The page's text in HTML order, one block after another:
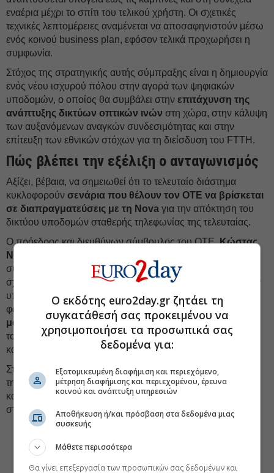
εναέρια μέχρι το σπίτι του τελικού χρήστη. Οι σχετικές
τεχνικές λεπτομέρειες αναμένεται να αποσαφηνιστούν μέσω
ενός κοινού business plan, εφόσον τελικά προχωρήσει η
συμφωνία.
Στόχος της στρατηγικής αυτής σύμπραξης είναι η δημιουργία
ενός νέου ισχυρού πόλου στην αγορά των ψηφιακών
υποδομών, ο οποίος θα συμβάλει στην επιτάχυνση της
ανάπτυξης δικτύων οπτικών ινών στη χώρα, στην κάλυψη
των αυξανόμενων αναγκών συνδεσιμότητας και στην
επίτευξη των εθνικών στόχων για τη διείσδυση του FTTH.
Πώς βλέπει την εξέλιξη ο ανταγωνισμός
Αξίζει, βέβαια, να σημειωθεί ότι το τελευταίο διάστημα
κυκλοφορούν σενάρια που θέλουν τον ΟΤΕ να βρίσκεται
σε διαπραγματεύσεις με τη Nova για την απόκτηση του
δικτύου υποδομών σταθερής τηλεφωνίας της τελευταίας.
Ο πρόεδρος και διευθύνων σύμβουλος του ΟΤΕ,Κώστας
Νεμπής
συνέλευσης του Ομίλου, απάντησε ότι δεν έχει κάτι να
σχολιάσει επί του θέματος. Ωστόσο, πρόσθεσε ότι «εφόσον
υπάρχει κάτι διαθέσιμο στην αγορά, εμείς είμαστε σε μια
φάση
που προσπαθούμε να επεκτείνουμε την κάλυψή
μας.
Όταν προέκυψε η ευκαιρία με την Τέρνα αγοράσαμε
το UFBB. Εάν αυτό το asset είναι διαθέσιμο θα το δούμε
κάποια στιγμή, αλλά δεν έχω κάτι άλλο να πω».
Στο μέτωπο του ανταγωνισμού, η ανακοίνωση της ΔEΗ και
της Vodafone Ελλάδας δεν έπεσε ως κεραυνός εν αιθρία,
καθώς το ενδεχόμενο μιας τέτοιας κίνησης συγκαταλεγόταν
στα σενάρια που συζητούνταν εδώ και καιρό στην αγορά.
#Τηλεπικοινωνίες
Ο εκδότης euro2day.gr ζητάει τη
συγκατάθεσή σας προκειμένου να
χρησιμοποιήσει τα προσωπικά σας
δεδομένα για:
Εξατομικευμένη διαφήμιση και περιεχόμενο,
μέτρηση διαφήμισης και περιεχομένου, έρευνα
κοινού και ανάπτυξη υπηρεσιών
Αποθήκευση ή/και πρόσβαση στα δεδομένα μιας
συσκευής
Μάθετε περισσότερα
Θα γίνει επεξεργασία των προσωπικών σας δεδομένων και